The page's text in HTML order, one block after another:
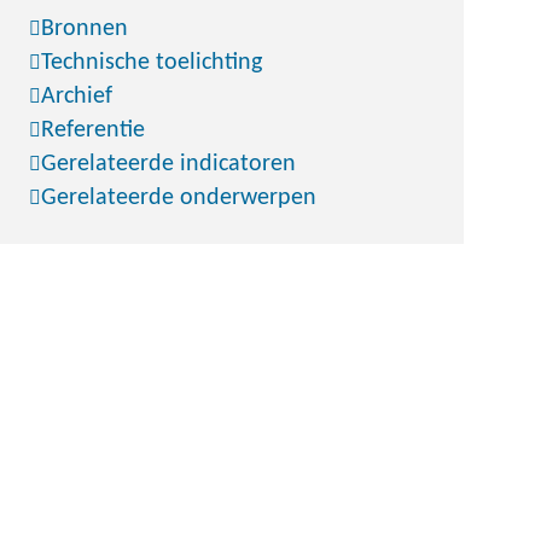
Bronnen
Technische toelichting
Archief
Referentie
Gerelateerde indicatoren
Gerelateerde onderwerpen